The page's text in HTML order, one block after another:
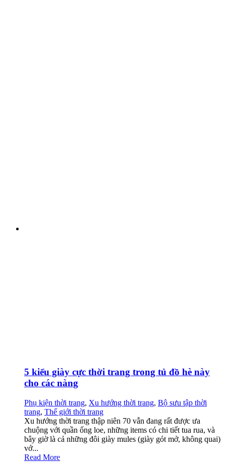
5 kiểu giày cực thời trang trong tủ đồ hè này
cho các nàng
Phụ kiện thời trang, Xu hướng thời trang, Bộ sưu tập thời
trang, Thế giới thời trang
Xu hướng thời trang thập niên 70 vẫn đang rất được ưa
chuộng với quần ống loe, những items có chi tiết tua rua, và
bây giờ là cả những đôi giày mules (giày gót mở, không quai)
vớ...
Read More